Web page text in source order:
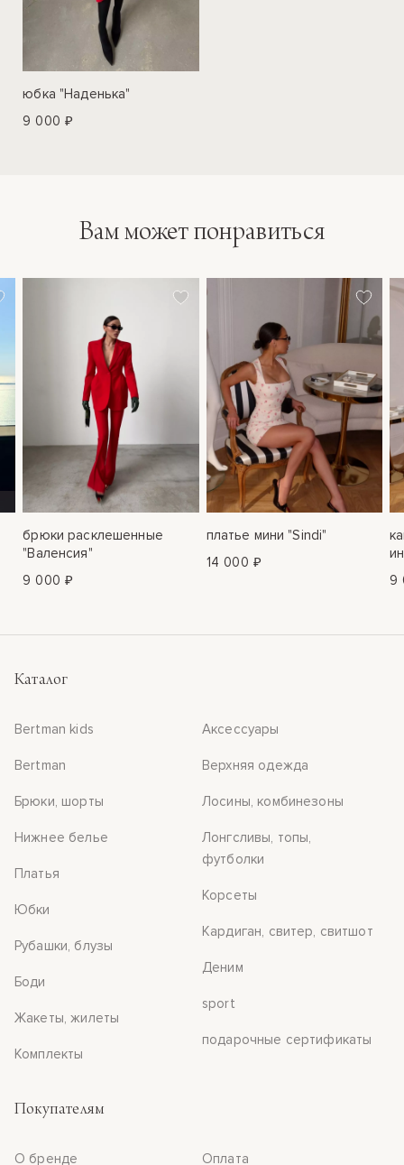
юбка "Наденька"
9 000 ₽
Вам может понравиться
брюки расклешенные
"Валенсия"
9 000 ₽
платье мини "Sindi"
14 000 ₽
9
Каталог
Bertman kids
Bertman
Брюки, шорты
Нижнее белье
Платья
Юбки
Рубашки, блузы
Боди
Жакеты, жилеты
Комплекты
Аксессуары
Верхняя одежда
Лосины, комбинезоны
Лонгсливы, топы,
футболки
Корсеты
Кардиган, свитер, свитшот
Деним
sport
подарочные сертификаты
Покупателям
О бренде Оплата